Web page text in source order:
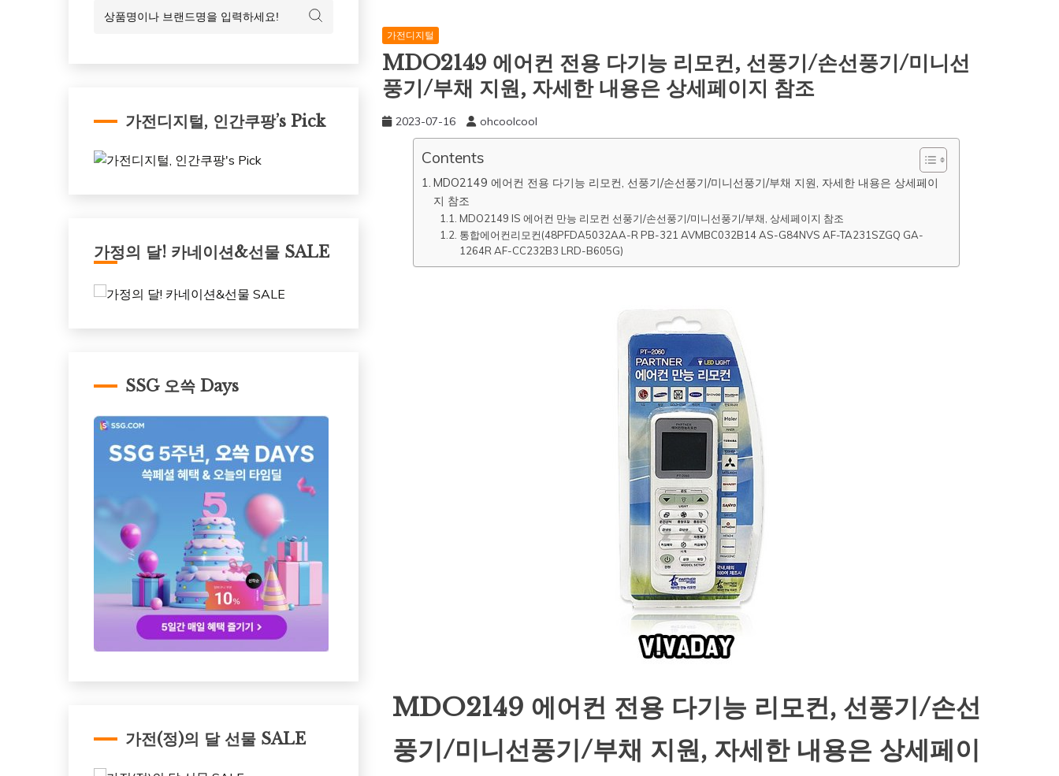
가전디지털
MDO2149 에어컨 전용 다기능 리모컨, 선풍기/손선풍기/미니선
풍기/부채 지원, 자세한 내용은 상세페이지 참조
2023-07-16 ohcoolcool
Contents
MDO2149 에어컨 전용 다기능 리모컨, 선풍기/손선풍기/미니선풍기/부채 지원, 자세한 내용은 상세페이
지 참조
MDO2149 IS 에어컨 만능 리모컨 선풍기/손선풍기/미니선풍기/부채, 상세페이지 참조
통합에어컨리모컨(48PFDA5032AA-R PB-321 AVMBC032B14 AS-G84NVS AF-TA231SZGQ GA-
1264R AF-CC232B3 LRD-B605G)
MDO2149 에어컨 전용 다기능 리모컨, 선풍기/손선
풍기/미니선풍기/부채 지원, 자세한 내용은 상세페이
가전디지털, 인간쿠팡’s Pick
가정의 달! 카네이션&선물 SALE
SSG 오쓱 Days
가전(정)의 달 선물 SALE